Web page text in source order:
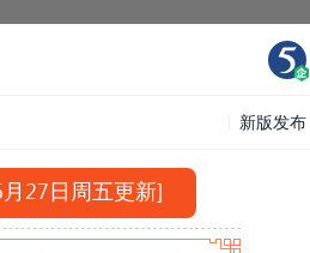
新版发布
27日周五更新]